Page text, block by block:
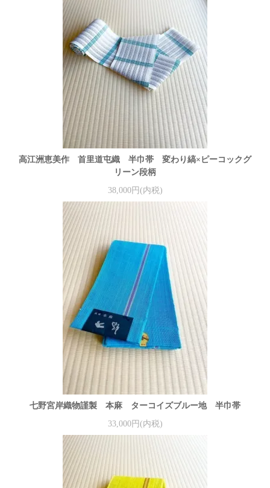
高江洲恵美作 首里道屯織 半巾帯 変わり縞×ピーコックグ
リーン段柄
38,000円(内税)
七野宮岸織物謹製 本麻 ターコイズブルー地 半巾帯
33,000円(内税)